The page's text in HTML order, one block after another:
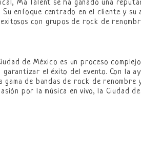
Ma Talent se ha ganado una
enfoque centrado en el cliente y
con grupos de rock de
de México es un proceso
el éxito del evento. Con la
gama de bandas de rock de
por la música en vivo, la Ciudad